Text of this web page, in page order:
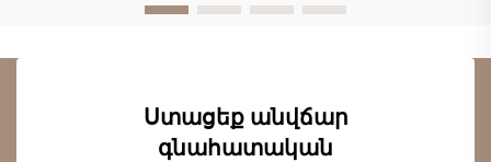
Ստացեք անվճար
գնահատական